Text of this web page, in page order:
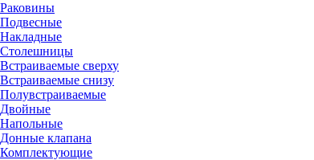
Раковины
Подвесные
Накладные
Столешницы
Встраиваемые сверху
Встраиваемые снизу
Полувстраиваемые
Двойные
Напольные
Донные клапана
Комплектующие